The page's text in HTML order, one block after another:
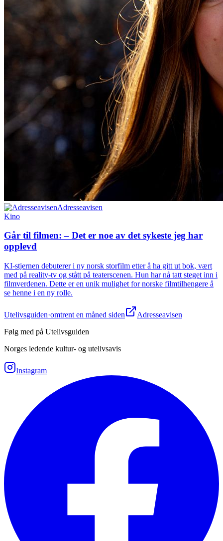
Adresseavisen
Kino
Går til filmen: – Det er noe av det sykeste jeg har
opplevd
KI-stjernen debuterer i ny norsk storfilm etter å ha gitt ut bok, vært
med på reality-tv og stått på teaterscenen. Hun har nå tatt steget inn i
filmverdenen. Dette er en unik mulighet for norske filmtilhengere å
se henne i en ny rolle.
Utelivsguiden·omtrent en måned siden
Adresseavisen
Følg med på Utelivsguiden
Norges ledende kultur- og utelivsavis
Instagram